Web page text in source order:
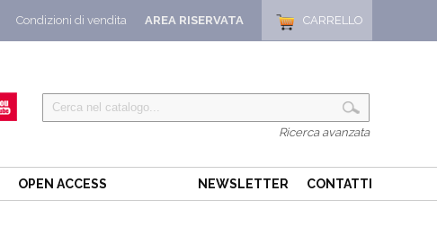
CARRELLO
AREA RISERVATA
Condizioni di vendita
Ricerca avanzata
OPEN ACCESS NEWSLETTER CONTATTI